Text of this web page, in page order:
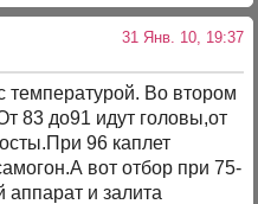
31 Янв. 10, 19:37
температурой. Во втором
83 до91 идут головы,от
96 каплет
вот отбор при 75-
и залита